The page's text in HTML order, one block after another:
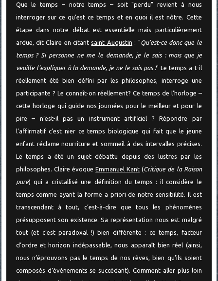
Que le temps – notre temps – soit "perdu" revient à nous
interroger sur ce qu’est ce temps et en quoi il est nôtre. Cette
étape dans notre débat est essentielle mais particulièrement
ardue, dit Claire en citantsaint Augustin : "Qu'est-ce donc que le
temps ? Si personne ne me le demande, je le sais : mais que je
veuille l'expliquer à la demande, je ne le sais pas !" Le temps a-t-il
réellement été bien défini par les philosophes, interroge une
participante ? Le connaît-on réellement? Ce temps de l’horloge –
cette horloge qui guide nos journées pour le meilleur et pour le
pire – n’est-il pas un instrument artificiel ? Répondre par
l’affirmatif c’est nier ce temps biologique qui fait que le jeune
enfant réclame nourriture et sommeil à des intervalles précises.
Le temps a été un sujet débattu depuis des lustres par les
philosophes. Claire évoqueEmmanuel Kant (Critique de la Raison
pure) qui a cristallisé une définition du temps : il considère le
temps comme ayant la forme a priori de notre sensibilité. Il est
transcendant à tout, c’est-à-dire que tous les phénomènes
présupposent son existence. Sa représentation nous est malgré
tout (et c’est paradoxal !) bien différente : ce temps, facteur
d’ordre et horizon indépassable, nous apparaît bien réel (ainsi,
nous n’éprouvons pas le temps de nos rêves, bien qu’ils soient
composés d’événements se succédant). Comment aller plus loin